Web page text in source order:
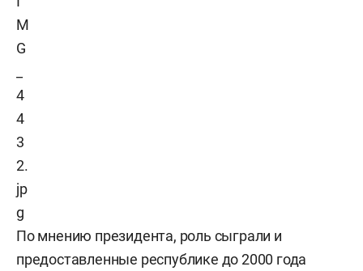
По мнению президента, роль сыграли и
предоставленные республике до 2000 года